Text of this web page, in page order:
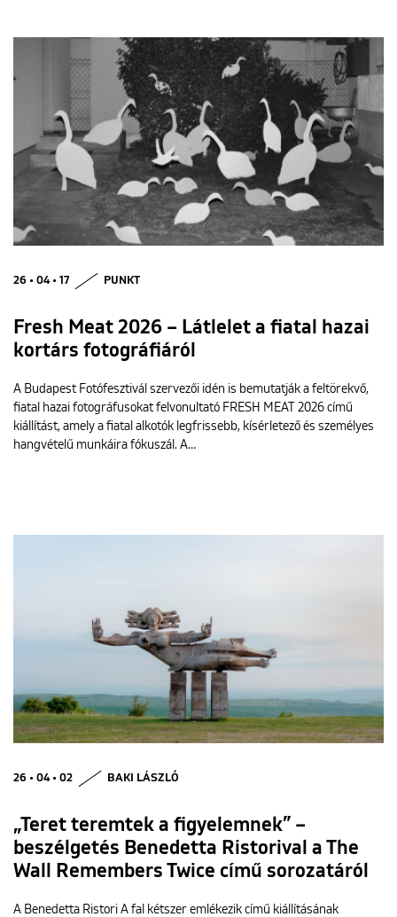
26 • 04 • 17 PUNKT
Fresh Meat 2026 – Látlelet a fiatal hazai
kortárs fotográfiáról
A Budapest Fotófesztivál szervezői idén is bemutatják a feltörekvő,
fiatal hazai fotográfusokat felvonultató FRESH MEAT 2026 című
kiállítást, amely a fiatal alkotók legfrissebb, kísérletező és személyes
hangvételű munkáira fókuszál. A…
26 • 04 • 02 BAKI LÁSZLÓ
„Teret teremtek a figyelemnek” –
beszélgetés Benedetta Ristorival a The
Wall Remembers Twice című sorozatáról
A Benedetta Ristori A fal kétszer emlékezik című kiállításának